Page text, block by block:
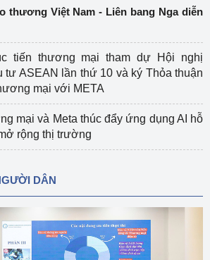
thương Việt Nam - Liên bang Nga diễn
tiến thương mại tham dự Hội nghị
ASEAN lần thứ 10 và ký Thỏa thuận
mại với META
mại và Meta thúc đẩy ứng dụng AI hỗ
rộng thị trường
DÂN